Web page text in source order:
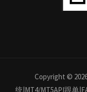
Copyright ©
统|MT4/MT5API跟单